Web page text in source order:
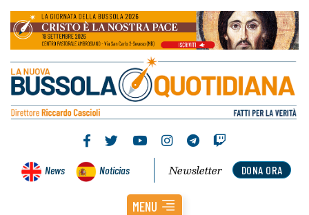
News Noticias DONA ORA
Newsletter
MENU